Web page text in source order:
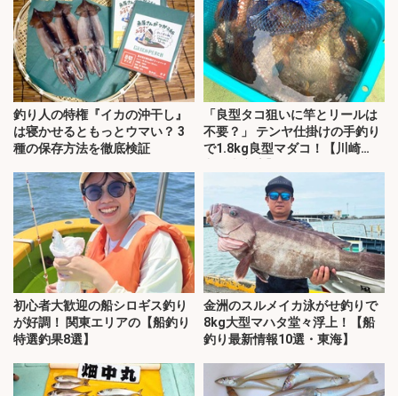
釣り人の特権『イカの沖干し』
は寝かせるともっとウマい？ 3
種の保存方法を徹底検証
「良型タコ狙いに竿とリールは
不要？」 テンヤ仕掛けの手釣り
で1.8kg良型マダコ！【川崎
初心者大歓迎の船シロギス釣り
が好調！ 関東エリアの【船釣り
特選釣果8選】
金洲のスルメイカ泳がせ釣りで
8kg大型マハタ堂々浮上！【船
釣り最新情報10選・東海】